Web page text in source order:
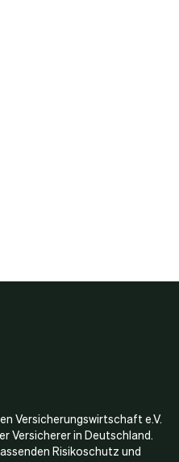
Versicherungswirtschaft e.V.
Versicherer in Deutschland.
Risikoschutz und